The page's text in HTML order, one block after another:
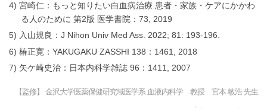
4) 宮崎仁：もっと知りたい白血病治療 患者・家族・ケアにかかわ
る人のために 第2版 医学書院：73, 2019
5) 入山規良：J Nihon Univ Med Ass. 2022; 81: 193-196.
6) 椿正寛：YAKUGAKU ZASSHI 138：1461, 2018
7) 矢ケ崎史治：日本内科学雑誌 96：1411, 2007
【監修】 金沢大学医薬保健研究域医学系 血液内科学 教授 宮本 敏浩 先生